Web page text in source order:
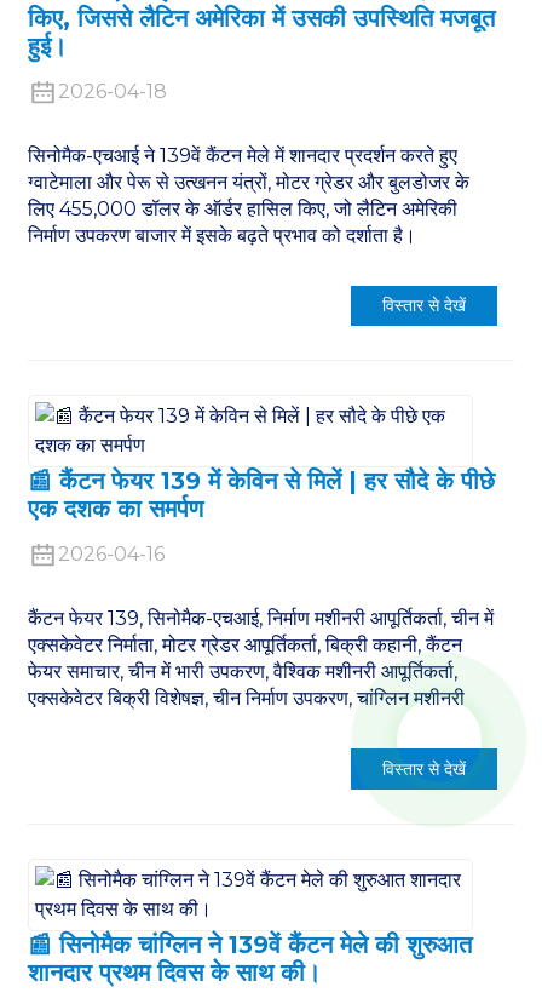
किए, जिससे लैटिन अमेरिका में उसकी उपस्थिति मजबूत
हुई।
2026-04-18
सिनोमैक-एचआई ने 139वें कैंटन मेले में शानदार प्रदर्शन करते हुए
ग्वाटेमाला और पेरू से उत्खनन यंत्रों, मोटर ग्रेडर और बुलडोजर के
लिए 455,000 डॉलर के ऑर्डर हासिल किए, जो लैटिन अमेरिकी
निर्माण उपकरण बाजार में इसके बढ़ते प्रभाव को दर्शाता है।
विस्तार से देखें
📰 कैंटन फेयर 139 में केविन से मिलें | हर सौदे के पीछे
एक दशक का समर्पण
2026-04-16
कैंटन फेयर 139, सिनोमैक-एचआई, निर्माण मशीनरी आपूर्तिकर्ता, चीन में
एक्सकेवेटर निर्माता, मोटर ग्रेडर आपूर्तिकर्ता, बिक्री कहानी, कैंटन
फेयर समाचार, चीन में भारी उपकरण, वैश्विक मशीनरी आपूर्तिकर्ता,
एक्सकेवेटर बिक्री विशेषज्ञ, चीन निर्माण उपकरण, चांग्लिन मशीनरी
विस्तार से देखें
📰 सिनोमैक चांग्लिन ने 139वें कैंटन मेले की शुरुआत
शानदार प्रथम दिवस के साथ की।